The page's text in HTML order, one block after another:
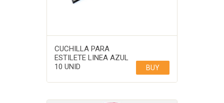
CUCHILLA PARA
ESTILETE LINEA AZUL
10 UNID
BUY